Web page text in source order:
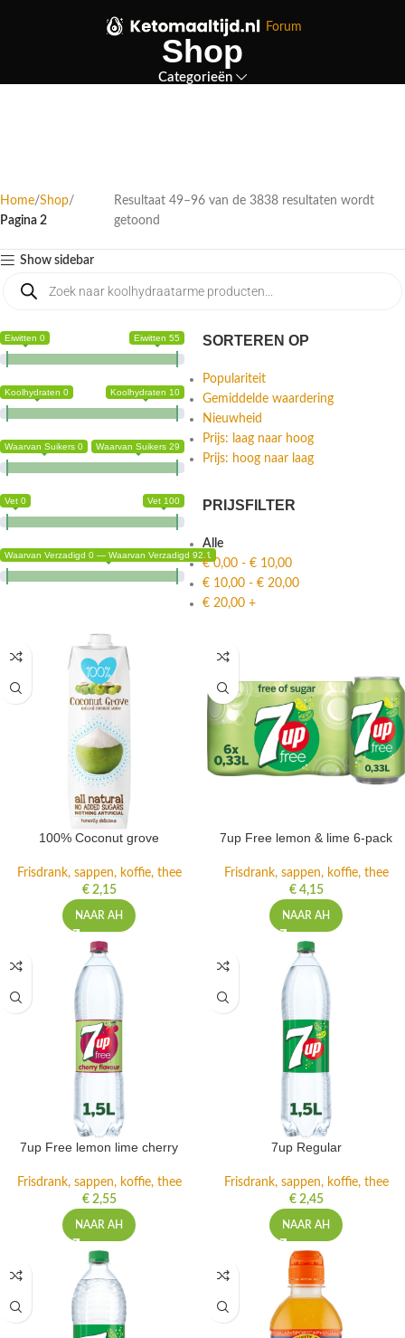
Forum
Shop
Categorieën
Home Shop
Pagina 2
Resultaat 49–96 van de 3838 resultaten wordt
getoond
Show sidebar
Eiwitten 0 Eiwitten 55
Koolhydraten 0 Koolhydraten 10
Waarvan Suikers 0 Waarvan Suikers 29
Vet 0 Vet 100
Waarvan Verzadigd 0 — Waarvan Verzadigd 92.1
SORTEREN OP
Populariteit
Gemiddelde waardering
Nieuwheid
Prijs: laag naar hoog
Prijs: hoog naar laag
PRIJSFILTER
Alle
€0,00 - € 10,00
€ 10,00 - € 20,00
€ 20,00 +
100% Coconut grove
Frisdrank, sappen, koffie, thee
€2,15
NAAR AH
7up Free lemon & lime 6-pack
Frisdrank, sappen, koffie, thee
€4,15
NAAR AH
7up Free lemon lime cherry
Frisdrank, sappen, koffie, thee
€2,55
NAAR AH
7up Regular
Frisdrank, sappen, koffie, thee
€2,45
NAAR AH